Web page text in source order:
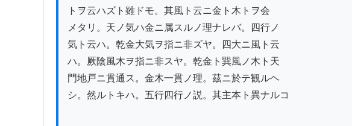
トヲ云ハズト雖ドモ。其風ト云ニ金ト木トヲ会
メタリ。天ノ気ハ金ニ属スルノ理ナレバ。四行ノ
気ト云ハ。乾金大気ヲ指ニ非ズヤ。四大ニ風ト云
ハ。厥陰風木ヲ指ニ非スヤ。乾金ト巽風ノ木ト天
門地戸ニ貫通ス。金木一貫ノ理。茲ニ於テ観ルヘ
シ。然ルトキハ。五行四行ノ説。其主本ト異ナルコ